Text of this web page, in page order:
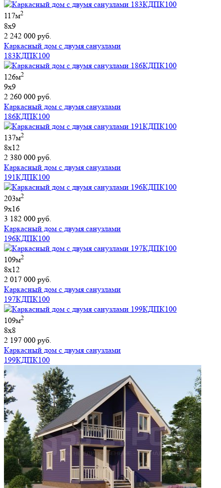
117м2
8х9
2 242 000 руб.
Каркасный дом с двумя санузлами
183КДПК100
126м2
9х9
2 260 000 руб.
Каркасный дом с двумя санузлами
186КДПК100
137м2
8х12
2 380 000 руб.
Каркасный дом с двумя санузлами
191КДПК100
203м2
9х16
3 182 000 руб.
Каркасный дом с двумя санузлами
196КДПК100
109м2
8х12
2 017 000 руб.
Каркасный дом с двумя санузлами
197КДПК100
109м2
8х8
2 197 000 руб.
Каркасный дом с двумя санузлами
199КДПК100